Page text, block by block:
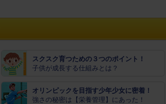
スクスク育つための３つのポイント！
子供が成長する仕組みとは？
オリンピックを目指す少年少女に密着！
強さの秘密は【栄養管理】にあった！